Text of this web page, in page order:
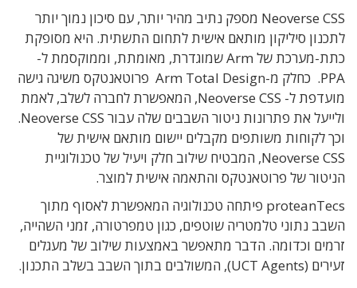
Neoverse CSS מספק נתיב מהיר יותר, עם סיכון נמוך יותר
לתכנון סיליקון מותאם אישית לתחום התשתית. היא מסופקת
כתת-מערכת של Arm שמוגדרת, מאומתת, וממוקסמת ל-
PPA. כחלק מ-Arm Total Design פרוטאנטקס משיגה גישה
מועדפת ל- Neoverse CSS, המאפשרת לחברה לשלב, לאמת
ולייעל את פתרונות ניטור השבבים שלה עבור Neoverse CSS.
וכך לקוחות משותפים מקבלים יישום מותאם אישית של
Neoverse CSS, המבטיח שילוב חלק ויעיל של טכנולוגיית
הניטור של פרוטאנטקס והתאמה אישית למוצר.
proteanTecs פיתחה טכנולוגיה המאפשרת לאסוף מתוך
השבב נתוני טלמטריה שוטפים, כגון טמפרטורה, זמני השהייה,
זרמים וכדומה. הדבר מתאפשר באמצעות שילוב של מעגלים
זעירים (UCT Agents), המשולבים בתוך השבב בשלב התכנון.